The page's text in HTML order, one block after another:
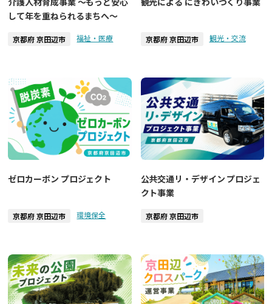
して年を重ねられるまちへ～
京都府 京田辺市 福祉・医療 京都府 京田辺市 観光・交流
ゼロカーボン プロジェクト
京都府 京田辺市 環境保全
公共交通リ・デザイン プロジェ
クト事業
京都府 京田辺市